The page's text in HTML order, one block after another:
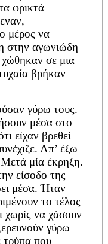
φρικτά
μέρος να
στην αγωνιώδη
σε μια
βρήκαν
γύρω τους.
μέσα στο
είχαν βρεθεί
Απ’ έξω
μία έκρηξη.
είσοδο της
μέσα. Ήταν
το τέλος
να χάσουν
γύρω
τρύπα που